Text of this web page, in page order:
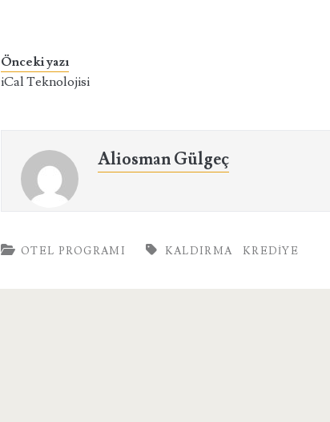
Önceki yazı
iCal Teknolojisi
Aliosman Gülgeç
OTEL PROGRAMI KALDIRMA KREDIYE